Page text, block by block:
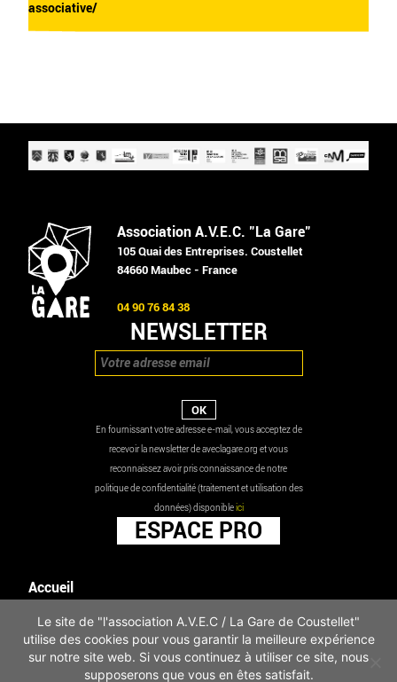
associative/
Association A.V.E.C. "La Gare"
105 Quai des Entreprises. Coustellet
84660 Maubec - France
04 90 76 84 38
NEWSLETTER
En fournissant votre adresse e-mail, vous acceptez de
recevoir la newsletter de aveclagare.org et vous
reconnaissez avoir pris connaissance de notre
politique de confidentialité (traitement et utilisation des
données) disponibleici
ESPACE PRO
Accueil
Les actualités
Mentions légales
Infos pratiques
Le site de "l'association A.V.E.C / La Gare de Coustellet"
utilise des cookies pour vous garantir la meilleure expérience
sur notre site web. Si vous continuez à utiliser ce site, nous
supposerons que vous en êtes satisfait.